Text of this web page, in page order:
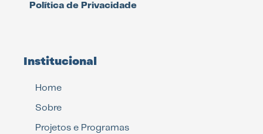
Política de Privacidade
Institucional
Home
Sobre
Projetos e Programas